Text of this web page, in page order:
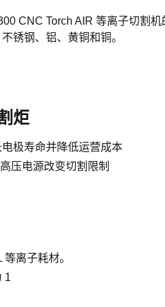
CNC Torch AIR 等离子切割
锈钢、铝、黄铜和铜。
炬
极寿命并降低运营成本
压电源改变切割限制
离子耗材。
1